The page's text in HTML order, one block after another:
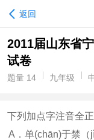
返回
2011届山东省
试卷
题量 14 九年级
下列加点字注音全
A．单(chān)于禁（